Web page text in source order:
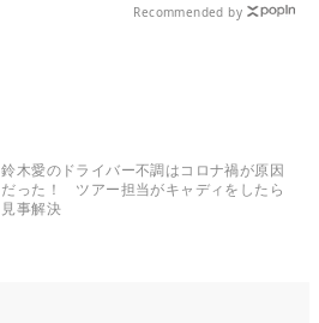
Recommended by
鈴木愛のドライバー不調はコロナ禍が原因
だった！ ツアー担当がキャディをしたら
見事解決